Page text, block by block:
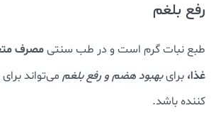
رفع بلغم
طبع نبات گرم است و در طب سنتیمصرف
غذا، برایبهبود هضم و رفع بلغم می‌تواند
کننده باشد.